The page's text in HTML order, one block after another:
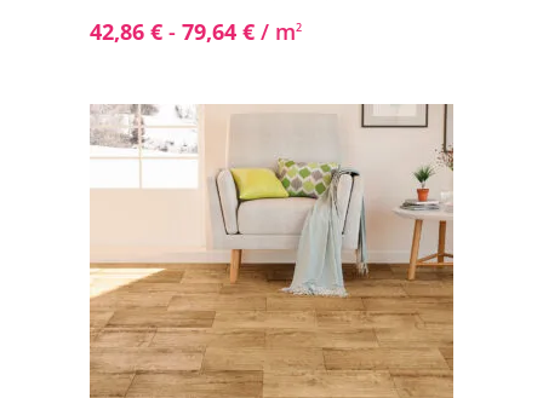
42,86 € - 79,64 € / m2